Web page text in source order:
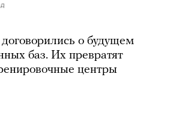
о будущем
баз. Их превратят
центры